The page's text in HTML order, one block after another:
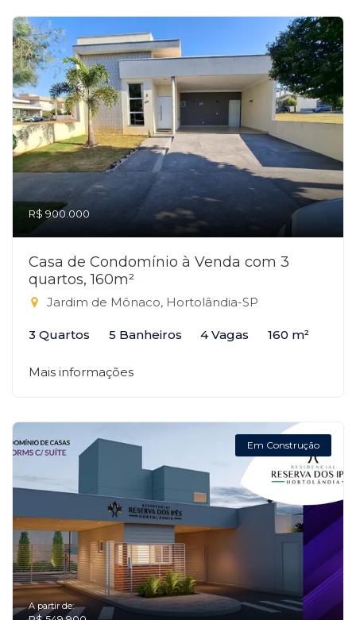
R$ 900.000
Casa de Condomínio à Venda com 3
quartos, 160m²
Jardim de Mônaco, Hortolândia-SP
3 Quartos 5 Banheiros 4 Vagas 160 m²
Mais informações
Em Construção
A partir de: